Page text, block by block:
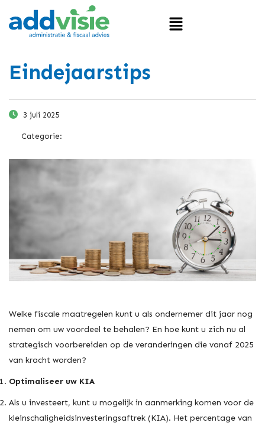
Eindejaarstips
3 juli 2025
Categorie:
Welke fiscale maatregelen kunt u als ondernemer dit jaar nog
nemen om uw voordeel te behalen? En hoe kunt u zich nu al
strategisch voorbereiden op de veranderingen die vanaf 2025
van kracht worden?
Optimaliseer uw KIA
Als u investeert, kunt u mogelijk in aanmerking komen voor de
kleinschaligheidsinvesteringsaftrek (KIA). Het percentage van